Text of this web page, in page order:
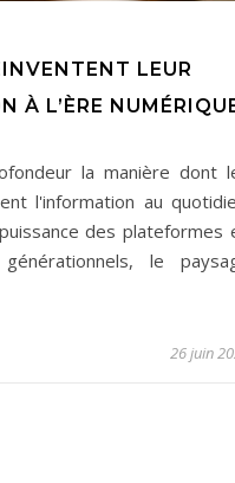
LEUR
À L’ÈRE
la manière dont
l'information au
des plateformes
le
26 juin